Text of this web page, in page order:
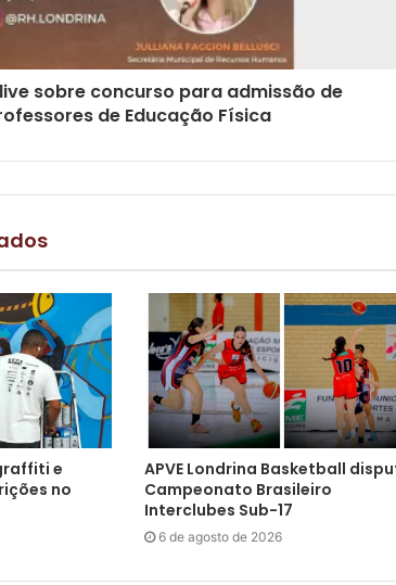
live sobre concurso para admissão de
de Educação Física
e
no
APVE Londrina Basketball
Campeonato Brasileiro
Interclubes Sub-17
6 de agosto de 2026